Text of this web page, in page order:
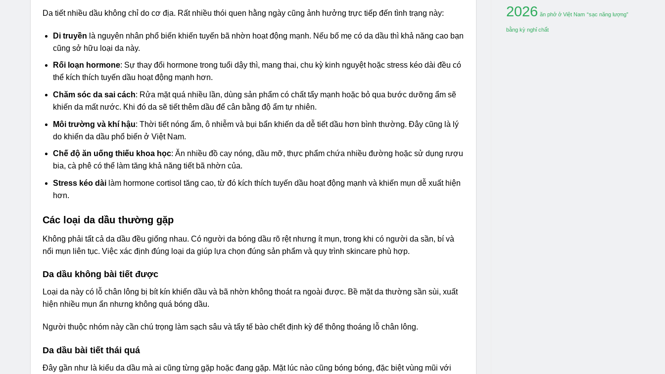
Da tiết nhiều dầu không chỉ do cơ địa. Rất nhiều thói quen hằng ngày cũng ảnh hưởng trực tiếp đến tình trạng này:
Di truyền là nguyên nhân phổ biến khiến tuyến bã nhờn hoạt động mạnh. Nếu bố mẹ có da dầu thì khả năng cao bạn
cũng sở hữu loại da này.
Rối loạn hormone: Sự thay đổi hormone trong tuổi dậy thì, mang thai, chu kỳ kinh nguyệt hoặc stress kéo dài đều có
thể kích thích tuyến dầu hoạt động mạnh hơn.
Chăm sóc da sai cách: Rửa mặt quá nhiều lần, dùng sản phẩm có chất tẩy mạnh hoặc bỏ qua bước dưỡng ẩm sẽ
khiến da mất nước. Khi đó da sẽ tiết thêm dầu để cân bằng độ ẩm tự nhiên.
Môi trường và khí hậu: Thời tiết nóng ẩm, ô nhiễm và bụi bẩn khiến da dễ tiết dầu hơn bình thường. Đây cũng là lý
do khiến da dầu phổ biến ở Việt Nam.
Chế độ ăn uống thiếu khoa học: Ăn nhiều đồ cay nóng, dầu mỡ, thực phẩm chứa nhiều đường hoặc sử dụng rượu
bia, cà phê có thể làm tăng khả năng tiết bã nhờn của.
Stress kéo dàilàm hormone cortisol tăng cao, từ đó kích thích tuyến dầu hoạt động mạnh và khiến mụn dễ xuất hiện
hơn.
Các loại da dầu thường gặp
Không phải tất cả da dầu đều giống nhau. Có người da bóng dầu rõ rệt nhưng ít mụn, trong khi có người da sần, bí và
nổi mụn liên tục. Việc xác định đúng loại da giúp lựa chọn đúng sản phẩm và quy trình skincare phù hợp.
Da dầu không bài tiết được
Loại da này có lỗ chân lông bị bít kín khiến dầu và bã nhờn không thoát ra ngoài được. Bề mặt da thường sần sùi, xuất
hiện nhiều mụn ẩn nhưng không quá bóng dầu.
Người thuộc nhóm này cần chú trọng làm sạch sâu và tẩy tế bào chết định kỳ để thông thoáng lỗ chân lông.
Da dầu bài tiết thái quá
Đây gần như là kiểu da dầu mà ai cũng từng gặp hoặc đang gặp. Mặt lúc nào cũng bóng bóng, đặc biệt vùng mũi với
2026 ăn phở ở Việt Nam “sạc năng lượng”
bằng kỳ nghỉ chất